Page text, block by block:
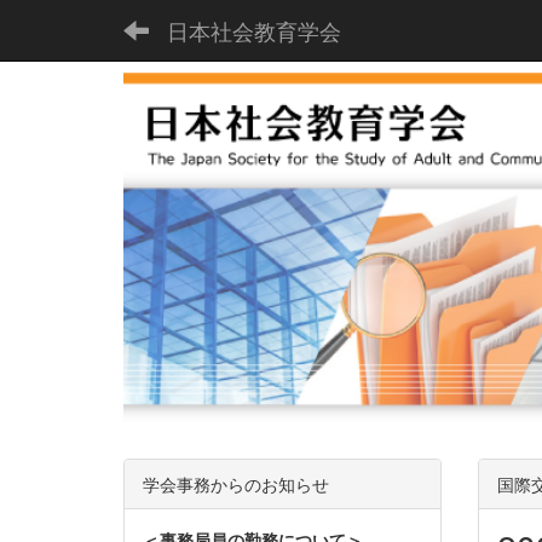
日本社会教育学会
国際
学会事務からのお知らせ